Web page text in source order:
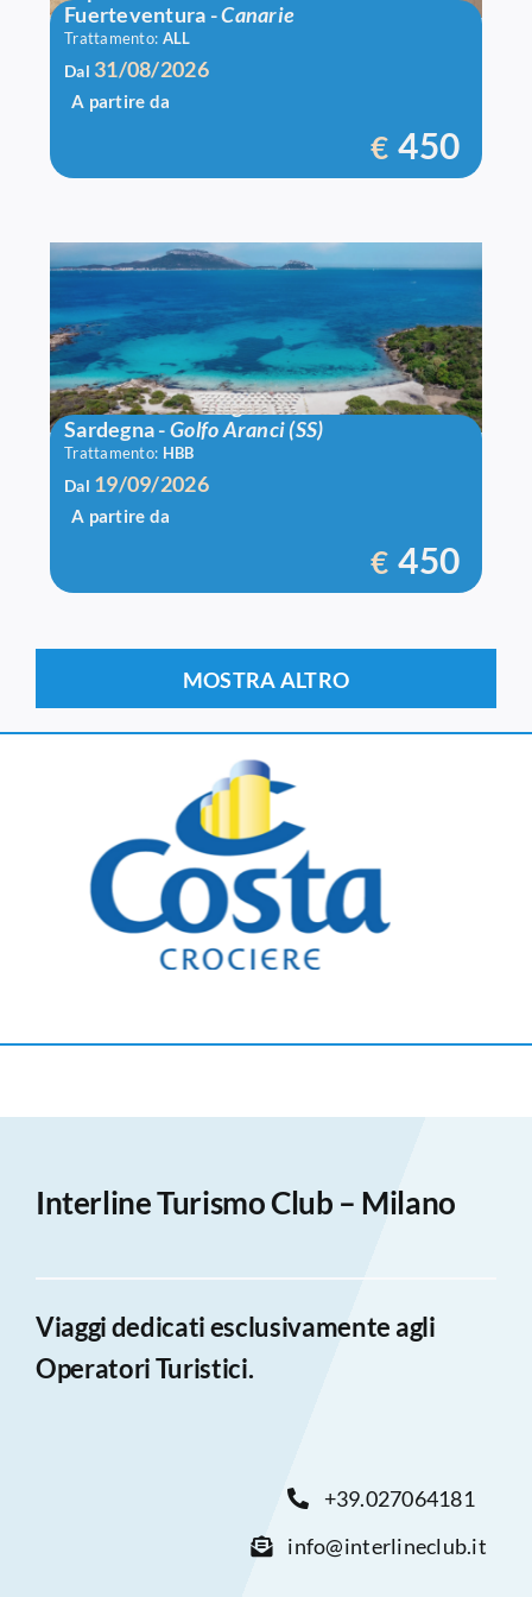
Fuerteventura -Canarie
Trattamento: ALL
Dal 31/08/2026
A partire da
€ 450
Voi Colonna Village
Sardegna-Golfo Aranci (SS)
Trattamento: HBB
Dal 19/09/2026
A partire da
€ 450
MOSTRA ALTRO
Interline Turismo Club – Milano
Viaggi dedicati esclusivamente agli
Operatori Turistici.
+39.027064181
info@interlineclub.it